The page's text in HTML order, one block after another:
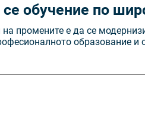
обучение по
промените е да се
образование и